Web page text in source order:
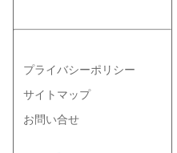
プライバシーポリシー
サイトマップ
お問い合せ